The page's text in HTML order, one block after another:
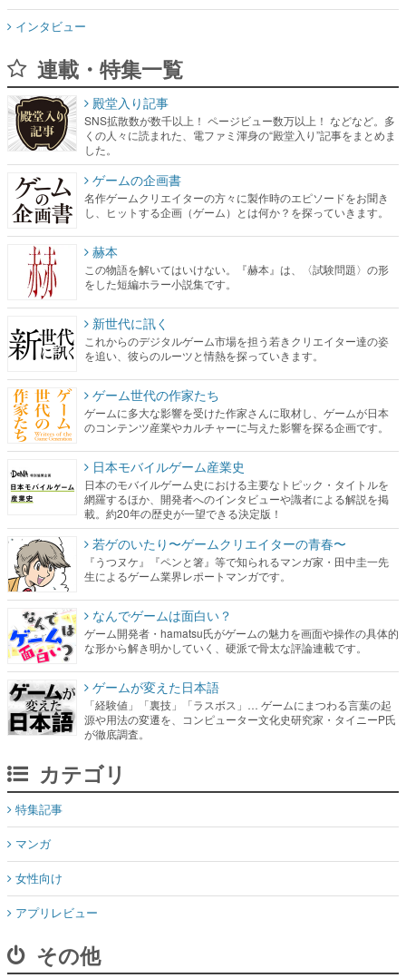
インタビュー
連載・特集一覧
殿堂入り記事
SNS拡散数が数千以上！ ページビュー数万以上！ などなど。多
くの人々に読まれた、電ファミ渾身の“殿堂入り”記事をまとめま
した。
ゲームの企画書
名作ゲームクリエイターの方々に製作時のエピソードをお聞き
し、ヒットする企画（ゲーム）とは何か？を探っていきます。
赫本
この物語を解いてはいけない。『赫本』は、〈試験問題〉の形
をした短編ホラー小説集です。
新世代に訊く
これからのデジタルゲーム市場を担う若きクリエイター達の姿
を追い、彼らのルーツと情熱を探っていきます。
ゲーム世代の作家たち
ゲームに多大な影響を受けた作家さんに取材し、ゲームが日本
のコンテンツ産業やカルチャーに与えた影響を探る企画です。
日本モバイルゲーム産業史
日本のモバイルゲーム史における主要なトピック・タイトルを
網羅するほか、開発者へのインタビューや識者による解説を掲
載。約20年の歴史が一望できる決定版！
若ゲのいたり〜ゲームクリエイターの青春〜
『うつヌケ』『ペンと箸』等で知られるマンガ家・田中圭一先
生によるゲーム業界レポートマンガです。
なんでゲームは面白い？
ゲーム開発者・hamatsu氏がゲームの魅力を画面や操作の具体的
な形から解き明かしていく、硬派で骨太な評論連載です。
ゲームが変えた日本語
「経験値」「裏技」「ラスボス」… ゲームにまつわる言葉の起
源や用法の変遷を、コンピューター文化史研究家・タイニーP氏
が徹底調査。
カテゴリ
特集記事
マンガ
女性向け
アプリレビュー
その他